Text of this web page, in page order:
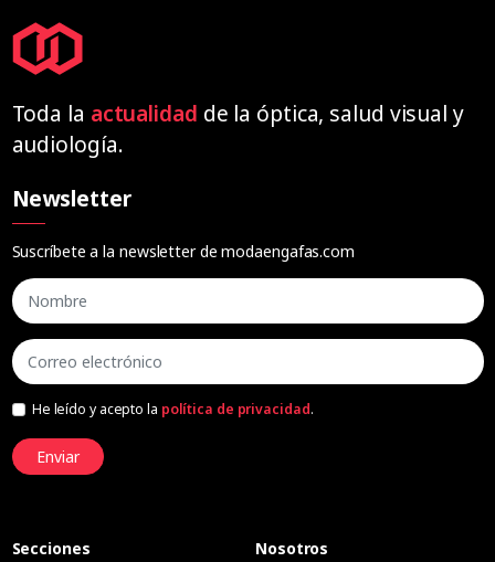
Toda la actualidad de la óptica, salud visual y
audiología.
Newsletter
Suscríbete a la newsletter de modaengafas.com
He leído y acepto la política de privacidad.
Enviar
Secciones Nosotros